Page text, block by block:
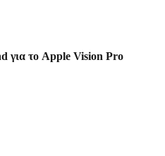
για το Apple Vision Pro